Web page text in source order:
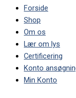
Forside
Shop
Om os
Lær om lys
Certificering
Konto
Min Konto